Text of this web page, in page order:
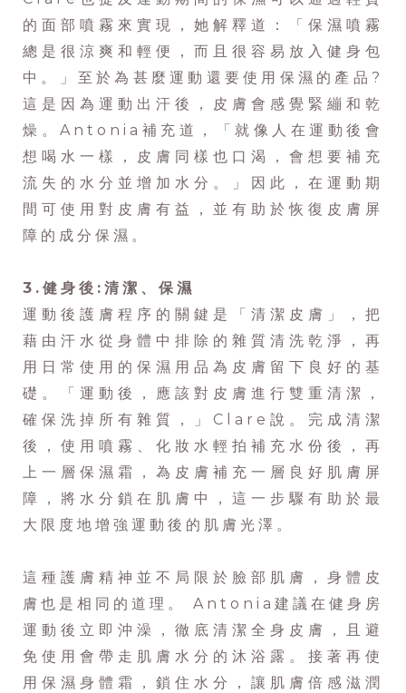
的面部噴霧來實現，她解釋道：「保濕噴霧
總是很涼爽和輕便，而且很容易放入健身包
中。」至於為甚麼運動還要使用保濕的產品?
這是因為運動出汗後，皮膚會感覺緊繃和乾
燥。Antonia補充道，「就像人在運動後會
想喝水一樣，皮膚同樣也口渴，會想要補充
流失的水分並增加水分。」因此，在運動期
間可使用對皮膚有益，並有助於恢復皮膚屏
障的成分保濕。
3.健身後:清潔、保濕
運動後護膚程序的關鍵是「清潔皮膚」，把
藉由汗水從身體中排除的雜質清洗乾淨，再
用日常使用的保濕用品為皮膚留下良好的基
礎。「運動後，應該對皮膚進行雙重清潔，
確保洗掉所有雜質，」Clare說。完成清潔
後，使用噴霧、化妝水輕拍補充水份後，再
上一層保濕霜，為皮膚補充一層良好肌膚屏
障，將水分鎖在肌膚中，這一步驟有助於最
大限度地增強運動後的肌膚光澤。
這種護膚精神並不局限於臉部肌膚，身體皮
膚也是相同的道理。 Antonia建議在健身房
運動後立即沖澡，徹底清潔全身皮膚，且避
免使用會帶走肌膚水分的沐浴露。接著再使
用保濕身體霜，鎖住水分，讓肌膚倍感滋潤